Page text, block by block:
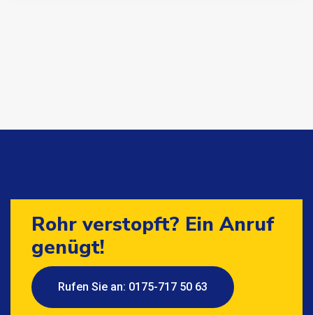
Rohr verstopft? Ein Anruf
genügt!
Rufen Sie an: 0175-717 50 63